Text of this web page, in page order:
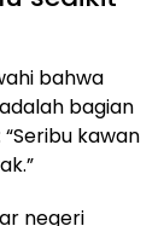
bahwa
bagian
kawan
negeri